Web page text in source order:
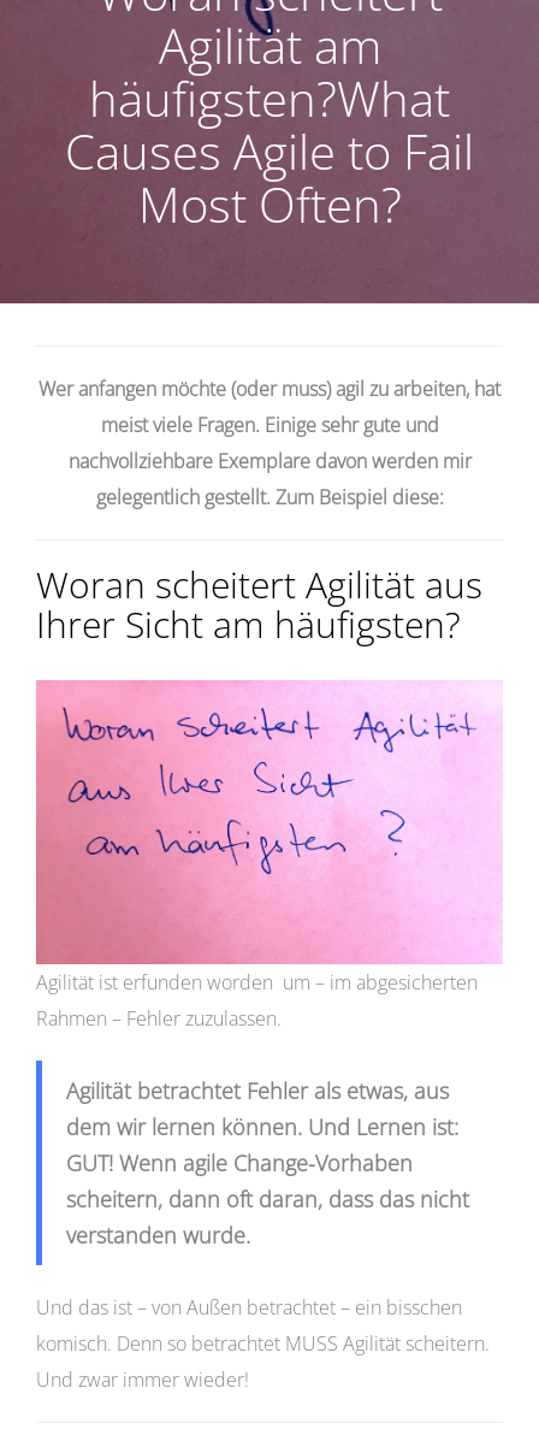
Agilität am
häufigsten?What
Causes Agile to Fail
Most Often?
Wer anfangen möchte (oder muss) agil zu arbeiten, hat
meist viele Fragen. Einige sehr gute und
nachvollziehbare Exemplare davon werden mir
gelegentlich gestellt. Zum Beispiel diese:
Woran scheitert Agilität aus
Ihrer Sicht am häufigsten?
Agilität ist erfunden worden um – im abgesicherten
Rahmen – Fehler zuzulassen.
Agilität betrachtet Fehler als etwas, aus
dem wir lernen können. Und Lernen ist:
GUT! Wenn agile Change-Vorhaben
scheitern, dann oft daran, dass das nicht
verstanden wurde.
Und das ist – von Außen betrachtet – ein bisschen
komisch. Denn so betrachtet MUSS Agilität scheitern.
Und zwar immer wieder!